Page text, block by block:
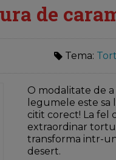
de
Tema:
O modalitate de
legumele este sa
citit corect! La fel
extraordinar
transforma intr-
desert.